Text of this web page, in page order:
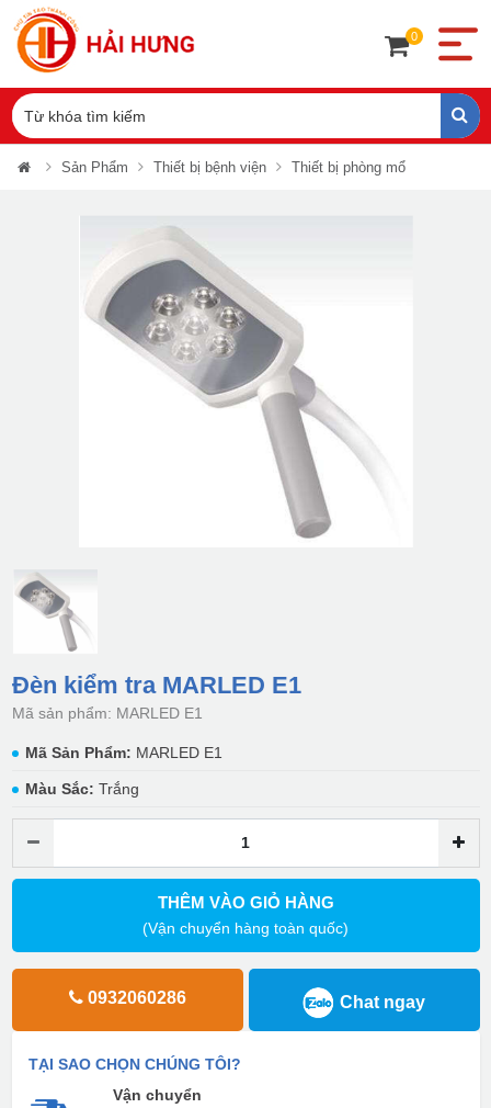
0
Sản Phẩm Thiết bị bệnh viện Thiết bị phòng mổ
Đèn kiểm tra MARLED E1
Mã sản phẩm: MARLED E1
Mã Sản Phẩm: MARLED E1
Màu Sắc: Trắng
THÊM VÀO GIỎ HÀNG
(Vận chuyển hàng toàn quốc)
0932060286 Chat ngay
TẠI SAO CHỌN CHÚNG TÔI?
Vận chuyển